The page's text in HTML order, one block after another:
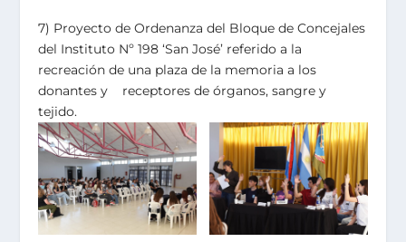
7) Proyecto de Ordenanza del Bloque de Concejales
del Instituto Nº 198 ‘San José’ referido a la
recreación de una plaza de la memoria a los
donantes y receptores de órganos, sangre y
tejido.